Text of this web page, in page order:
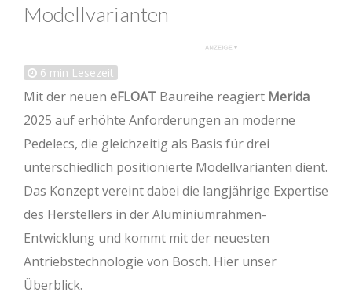
Modellvarianten
6 min Lesezeit
Mit der neuen eFLOAT Baureihe reagiert Merida
2025 auf erhöhte Anforderungen an moderne
Pedelecs, die gleichzeitig als Basis für drei
unterschiedlich positionierte Modellvarianten dient.
Das Konzept vereint dabei die langjährige Expertise
des Herstellers in der Aluminiumrahmen-
Entwicklung und kommt mit der neuesten
Antriebstechnologie von Bosch. Hier unser
Überblick.